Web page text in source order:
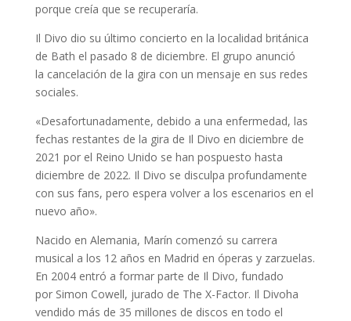
porque creía que se recuperaría.
Il Divo dio su último concierto en la localidad británica
de Bath el pasado 8 de diciembre. El grupo anunció
la cancelación de la gira con un mensaje en sus redes
sociales.
«Desafortunadamente, debido a una enfermedad, las
fechas restantes de la gira de Il Divo en diciembre de
2021 por el Reino Unido se han pospuesto hasta
diciembre de 2022. Il Divo se disculpa profundamente
con sus fans, pero espera volver a los escenarios en el
nuevo año».
Nacido en Alemania, Marín comenzó su carrera
musical a los 12 años en Madrid en óperas y zarzuelas.
En 2004 entró a formar parte de Il Divo, fundado
por Simon Cowell, jurado de The X-Factor. Il Divoha
vendido más de 35 millones de discos en todo el